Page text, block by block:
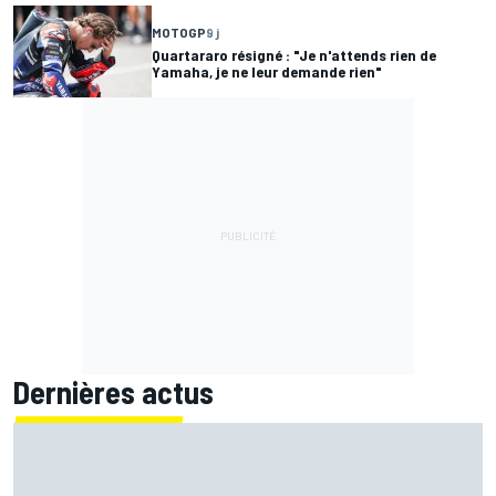
MOTOGP9 j
Quartararo résigné : "Je n'attends rien de
Yamaha, je ne leur demande rien"
Dernières actus